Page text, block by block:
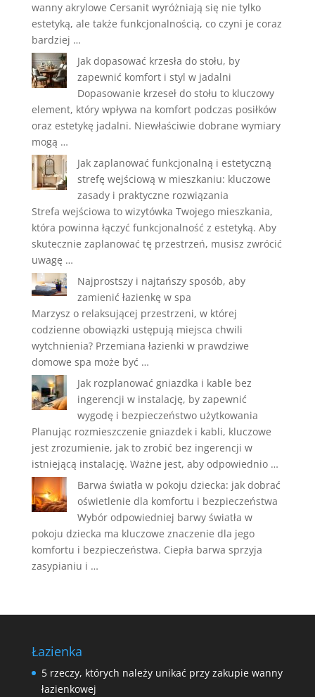
wanny akrylowe Cersanit wyróżniają się nie tylko
estetyką, ale także funkcjonalnością, co czyni je coraz
bardziej …
Jak dopasować krzesła do stołu, by
zapewnić komfort i styl w jadalni
Dopasowanie krzeseł do stołu to kluczowy
element, który wpływa na komfort podczas posiłków
oraz estetykę jadalni. Niewłaściwie dobrane wymiary
mogą …
Jak zaplanować funkcjonalną i estetyczną
strefę wejściową w mieszkaniu: kluczowe
zasady i praktyczne rozwiązania
Strefa wejściowa to wizytówka Twojego mieszkania,
która powinna łączyć funkcjonalność z estetyką. Aby
skutecznie zaplanować tę przestrzeń, musisz zwrócić
uwagę …
Najprostszy i najtańszy sposób, aby
zamienić łazienkę w spa
Marzysz o relaksującej przestrzeni, w której
codzienne obowiązki ustępują miejsca chwili
wytchnienia? Przemiana łazienki w prawdziwe
domowe spa może być …
Jak rozplanować gniazdka i kable bez
ingerencji w instalację, by zapewnić
wygodę i bezpieczeństwo użytkowania
Planując rozmieszczenie gniazdek i kabli, kluczowe
jest zrozumienie, jak to zrobić bez ingerencji w
istniejącą instalację. Ważne jest, aby odpowiednio …
Barwa światła w pokoju dziecka: jak dobrać
oświetlenie dla komfortu i bezpieczeństwa
Wybór odpowiedniej barwy światła w
pokoju dziecka ma kluczowe znaczenie dla jego
komfortu i bezpieczeństwa. Ciepła barwa sprzyja
zasypianiu i …
Łazienka
5 rzeczy, których należy unikać przy zakupie wanny
łazienkowej